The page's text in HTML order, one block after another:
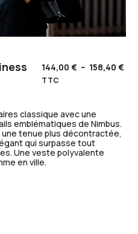
144,00€ – 158,40€
TTC
classique avec une
emblématiques de Nimbus.
tenue plus décontractée,
qui surpasse tout
Une veste polyvalente
en ville.